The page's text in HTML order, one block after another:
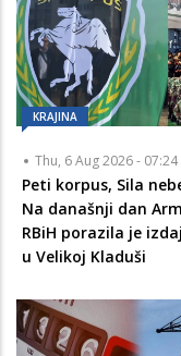
KRAJINA
Thu, 6 Aug 2026 - 07:24
Peti korpus, Sila
Na današnji dan
RBiH porazila je
u Velikoj Kladuši